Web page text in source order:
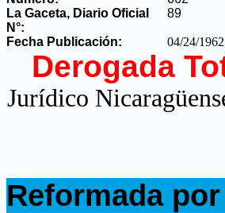
La Gaceta, Diario Oficial
N°:
89
Fecha Publicación: 04/24/1962
Derogada
Jurídico
Reformada por